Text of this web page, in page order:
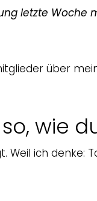
letzte Woche
über
wie
Weil ich denke: